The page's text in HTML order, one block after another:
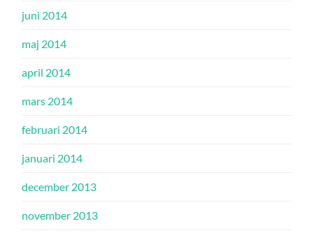
juni 2014
maj 2014
april 2014
mars 2014
februari 2014
januari 2014
december 2013
november 2013